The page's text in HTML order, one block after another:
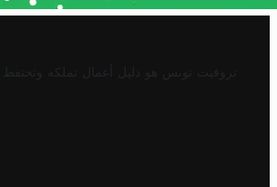
تروفيت تونس هو دليل أعمال تملكه وتحتفظ